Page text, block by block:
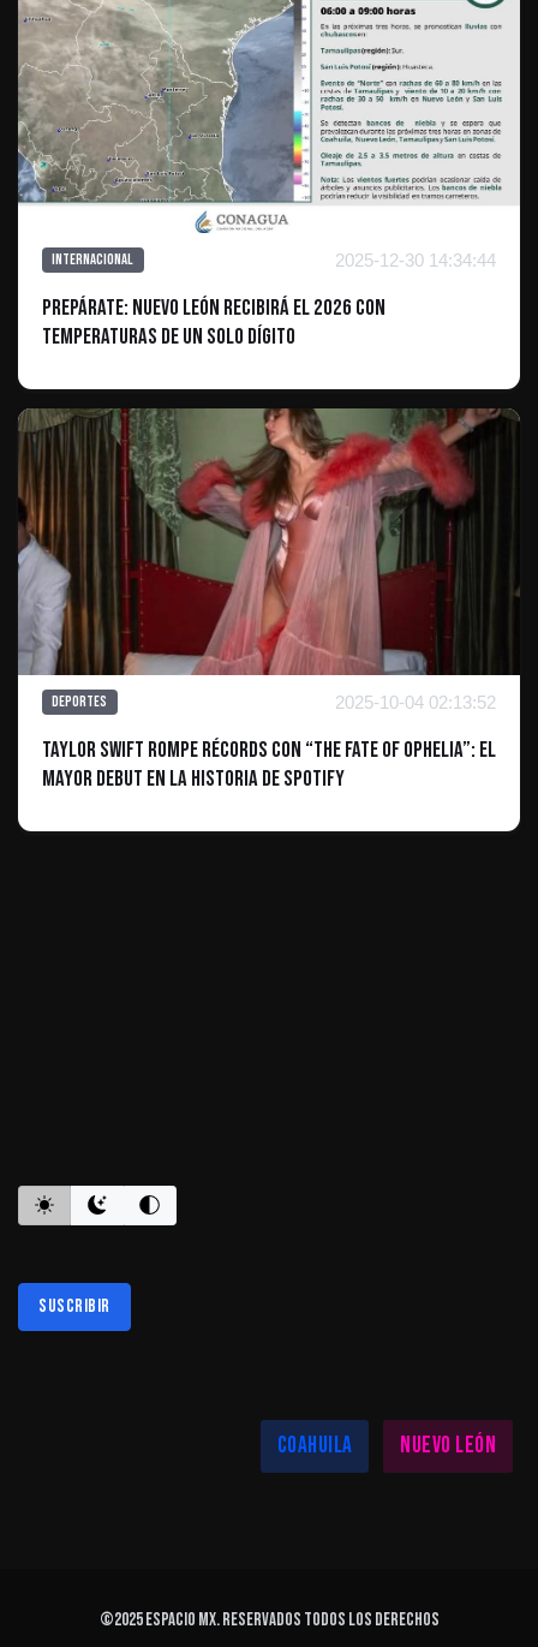
Internacional 2025-12-30 14:34:44
Prepárate: Nuevo León recibirá el 2026 con
temperaturas de un solo dígito
Deportes 2025-10-04 02:13:52
Taylor Swift Rompe Récords con “The Fate Of Ophelia”: El
Mayor Debut en la Historia de Spotify
Suscribir
Coahuila
Nuevo León
©2025ESPACIO MX. Reservados todos los derechos